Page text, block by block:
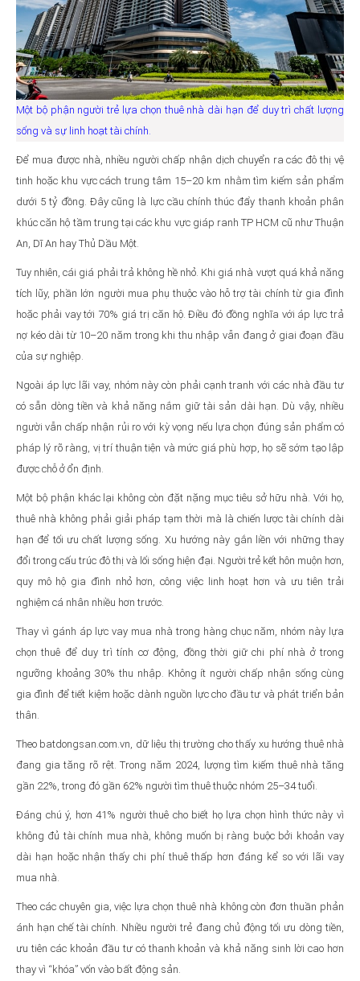
Một bộ phận người trẻ lựa chọn thuê nhà dài hạn để duy trì chất lượng
sống và sự linh hoạt tài chính.
Để mua được nhà, nhiều người chấp nhận dịch chuyển ra các đô thị vệ
tinh hoặc khu vực cách trung tâm 15–20 km nhằm tìm kiếm sản phẩm
dưới 5 tỷ đồng. Đây cũng là lực cầu chính thúc đẩy thanh khoản phân
khúc căn hộ tầm trung tại các khu vực giáp ranh TP HCM cũ như Thuận
An, Dĩ An hay Thủ Dầu Một.
Tuy nhiên, cái giá phải trả không hề nhỏ. Khi giá nhà vượt quá khả năng
tích lũy, phần lớn người mua phụ thuộc vào hỗ trợ tài chính từ gia đình
hoặc phải vay tới 70% giá trị căn hộ. Điều đó đồng nghĩa với áp lực trả
nợ kéo dài từ 10–20 năm trong khi thu nhập vẫn đang ở giai đoạn đầu
của sự nghiệp.
Ngoài áp lực lãi vay, nhóm này còn phải cạnh tranh với các nhà đầu tư
có sẵn dòng tiền và khả năng nắm giữ tài sản dài hạn. Dù vậy, nhiều
người vẫn chấp nhận rủi ro với kỳ vọng nếu lựa chọn đúng sản phẩm có
pháp lý rõ ràng, vị trí thuận tiện và mức giá phù hợp, họ sẽ sớm tạo lập
được chỗ ở ổn định.
Một bộ phận khác lại không còn đặt nặng mục tiêu sở hữu nhà. Với họ,
thuê nhà không phải giải pháp tạm thời mà là chiến lược tài chính dài
hạn để tối ưu chất lượng sống. Xu hướng này gắn liền với những thay
đổi trong cấu trúc đô thị và lối sống hiện đại. Người trẻ kết hôn muộn hơn,
quy mô hộ gia đình nhỏ hơn, công việc linh hoạt hơn và ưu tiên trải
nghiệm cá nhân nhiều hơn trước.
Thay vì gánh áp lực vay mua nhà trong hàng chục năm, nhóm này lựa
chọn thuê để duy trì tính cơ động, đồng thời giữ chi phí nhà ở trong
ngưỡng khoảng 30% thu nhập. Không ít người chấp nhận sống cùng
gia đình để tiết kiệm hoặc dành nguồn lực cho đầu tư và phát triển bản
thân.
Theo batdongsan.com.vn, dữ liệu thị trường cho thấy xu hướng thuê nhà
đang gia tăng rõ rệt. Trong năm 2024, lượng tìm kiếm thuê nhà tăng
gần 22%, trong đó gần 62% người tìm thuê thuộc nhóm 25–34 tuổi.
Đáng chú ý, hơn 41% người thuê cho biết họ lựa chọn hình thức này vì
không đủ tài chính mua nhà, không muốn bị ràng buộc bởi khoản vay
dài hạn hoặc nhận thấy chi phí thuê thấp hơn đáng kể so với lãi vay
mua nhà.
Theo các chuyên gia, việc lựa chọn thuê nhà không còn đơn thuần phản
ánh hạn chế tài chính. Nhiều người trẻ đang chủ động tối ưu dòng tiền,
ưu tiên các khoản đầu tư có thanh khoản và khả năng sinh lời cao hơn
thay vì “khóa” vốn vào bất động sản.